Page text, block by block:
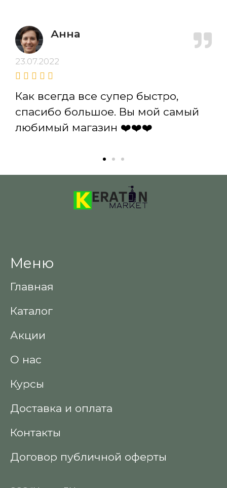
Анна
23.07.2022
Как всегда все супер быстро,
спасибо большое. Вы мой самый
любимый магазин ❤️❤️❤️
Меню
Главная
Каталог
Акции
О нас
Курсы
Доставка и оплата
Контакты
Договор публичной оферты